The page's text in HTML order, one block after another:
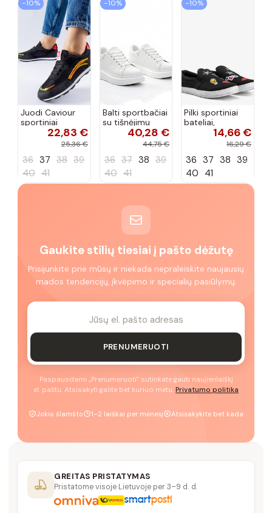
−10%
Juodi Caviour
sportiniai
sportbačiai22,83 €
25,36 €
36 37 38 39
40 41
−10%
Balti sportbačiai
su tišnėjimu
Peyton40,28 €
44,75 €
36 37 38 39
40 41
−10%
Pilki sportiniai
bateliai,
„Justice"14,66 €
16,29 €
36 37 38 39
40 41
Gaukite stilių tiesiai į pašto dėžutę
Prisijunkite prie mūsų ir niekada nepraleiskite naujausių
mados tendencijų, įkvėpimo ir specialių pasiūlymų.
PRENUMERUOTI
Paspausdami „Prenumeruoti" sutinkate gauti naujienlaiškį
el. paštu. Atsisakyti galite bet kuriuo metu. Privatumo politika
Jokio šlamšto 1–2 laiškai per mėnesį Atsisakykite bet kada
GREITAS PRISTATYMAS
Pristatome visoje Lietuvoje per 3–9 d. d.